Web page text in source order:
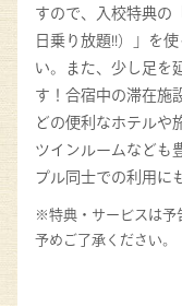
すので、入校特典の
日乗り放題!!）」を
い。また、少し足を
す！合宿中の滞在施
どの便利なホテルや
ツインルームなども
プル同士での利用に
※特典・サービスは予
予めご了承ください。